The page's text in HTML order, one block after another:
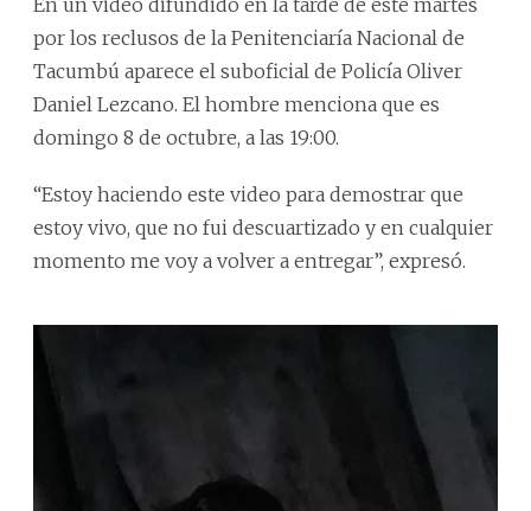
por los reclusos de la Penitenciaría Nacional de
Tacumbú aparece el suboficial de Policía Oliver
Daniel Lezcano. El hombre menciona que es
domingo 8 de octubre, a las 19:00.
“Estoy haciendo este video para demostrar que
estoy vivo, que no fui descuartizado y en cualquier
momento me voy a volver a entregar”, expresó.